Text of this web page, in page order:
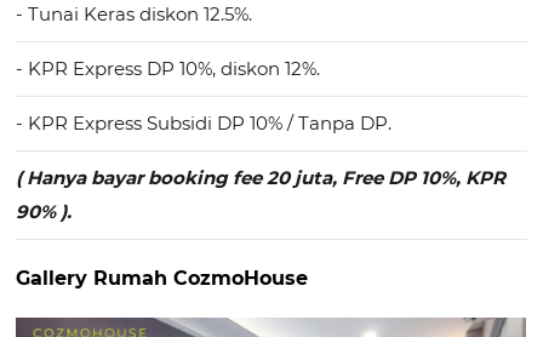
- Tunai Keras diskon 12.5%.
- KPR Express DP 10%, diskon 12%.
- KPR Express Subsidi DP 10% / Tanpa DP.
( Hanya bayar booking fee 20 juta, Free DP 10%, KPR
90% ).
Gallery Rumah CozmoHouse